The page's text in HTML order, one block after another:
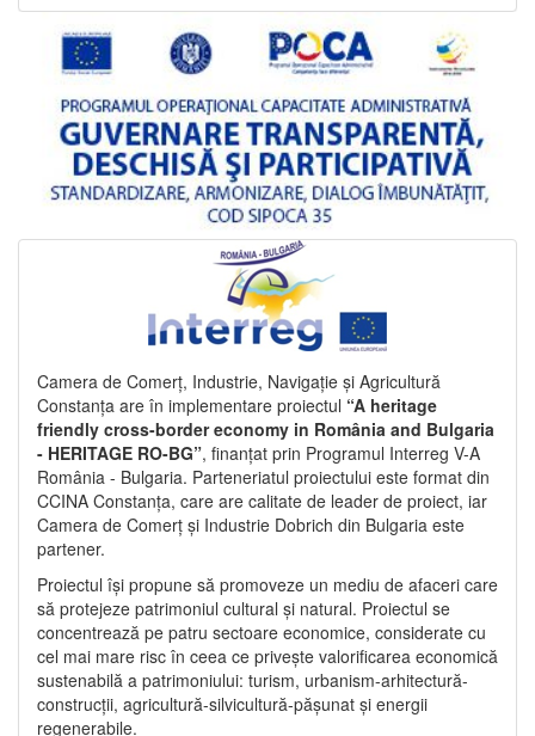
Camera de Comerț, Industrie, Navigație și Agricultură
Constanța are în implementare proiectul “A heritage
friendly cross-border economy in România and Bulgaria
- HERITAGE RO-BG”, finanțat prin Programul Interreg V-A
România - Bulgaria. Parteneriatul proiectului este format din
CCINA Constanța, care are calitate de leader de proiect, iar
Camera de Comerț și Industrie Dobrich din Bulgaria este
partener.
Proiectul își propune să promoveze un mediu de afaceri care
să protejeze patrimoniul cultural și natural. Proiectul se
concentrează pe patru sectoare economice, considerate cu
cel mai mare risc în ceea ce privește valorificarea economică
sustenabilă a patrimoniului: turism, urbanism-arhitectură-
construcții, agricultură-silvicultură-pășunat și energii
regenerabile.